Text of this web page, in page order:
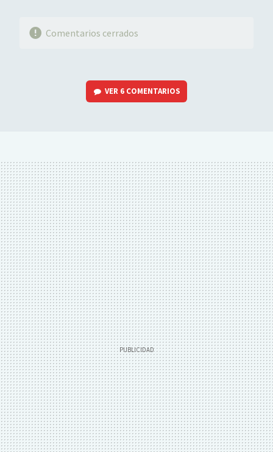
Comentarios cerrados
VER 6 COMENTARIOS